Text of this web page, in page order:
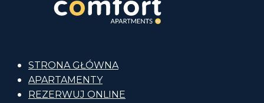
STRONA GŁÓWNA
APARTAMENTY
REZERWUJ ONLINE